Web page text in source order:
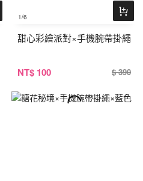
1/6
甜心彩繪派對×手機腕帶掛繩
NT$ 100 $ 390